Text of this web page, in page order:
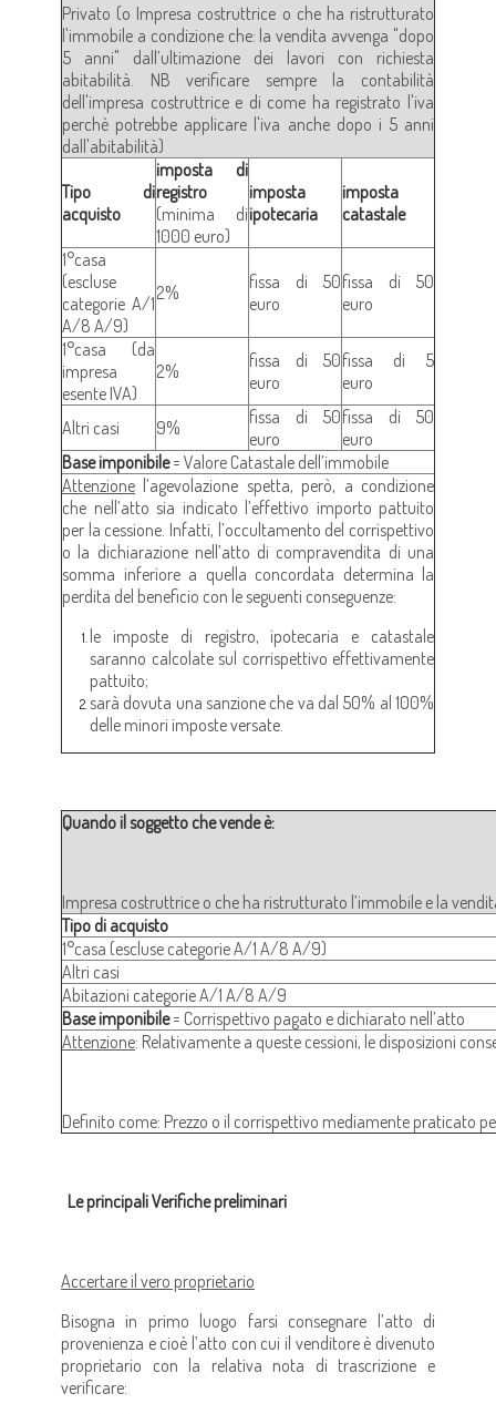
Privato (o Impresa costruttrice o che ha ristrutturato
l'immobile a condizione che: la vendita avvenga "dopo
5 anni" dall’ultimazione dei lavori con richiesta
abitabilità. NB verificare sempre la contabilità
dell'impresa costruttrice e di come ha registrato l'iva
perchè potrebbe applicare l'iva anche dopo i 5 anni
dall'abitabilità)
Tipo di
acquisto
imposta di
registro
(minima di
1000 euro)
imposta
ipotecaria
imposta
catastale
1°casa
(escluse
categorie A/1
A/8 A/9)
2%
fissa di 50
euro
fissa di 50
euro
1°casa (da
impresa
esente IVA)
2%
fissa di 50
euro
fissa di 5
euro
Altri casi 9%
fissa di 50
euro
fissa di 50
euro
Base imponibile= Valore Catastale dell’immobile
Attenzione l’agevolazione spetta, però, a condizione
che nell’atto sia indicato l’effettivo importo pattuito
per la cessione. Infatti, l’occultamento del corrispettivo
o la dichiarazione nell’atto di compravendita di una
somma inferiore a quella concordata determina la
perdita del beneficio con le seguenti conseguenze:
le imposte di registro, ipotecaria e catastale
saranno calcolate sul corrispettivo effettivamente
pattuito;
sarà dovuta una sanzione che va dal 50% al 100%
delle minori imposte versate.
Quando il soggetto che vende è:
Impresa costruttrice o che ha ristrutturato l’immobile e la
Tipo di acquisto
1°casa (escluse categorie A/1 A/8 A/9)
Altri casi
Abitazioni categorie A/1 A/8 A/9
Base imponibile= Corrispettivo pagato e dichiarato nell’atto
Attenzione: Relativamente a queste cessioni, le disposizioni
Definito come: Prezzo o il corrispettivo mediamente praticato
Le principali Verifiche preliminari
Accertare il vero proprietario
Bisogna in primo luogo farsi consegnare l’atto di
provenienza e cioè l’atto con cui il venditore è divenuto
proprietario con la relativa nota di trascrizione e
verificare: